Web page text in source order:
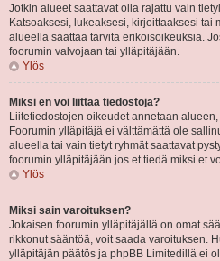
Jotkin alueet saattavat olla rajattu vain
Katsoaksesi, lukeaksesi, kirjoittaaksesi tai
alueella saattaa tarvita erikoisoikeuksia.
foorumin valvojaan tai ylläpitäjään.
Ylös
Miksi en voi liittää tiedostoja?
Liitetiedostojen oikeudet annetaan
Foorumin ylläpitäjä ei välttämättä ole
alueella tai vain tietyt ryhmät saattavat
foorumin ylläpitäjään jos et tiedä miksi et
Ylös
Miksi sain varoituksen?
Jokaisen foorumin ylläpitäjällä on omat
rikkonut sääntöä, voit saada varoituksen.
ylläpitäjän päätös ja phpBB Limitedillä ei